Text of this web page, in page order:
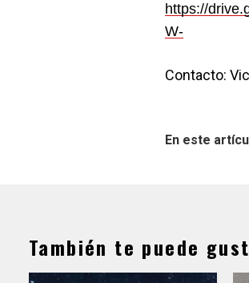
https://
W-
Contacto:
En este
También te puede